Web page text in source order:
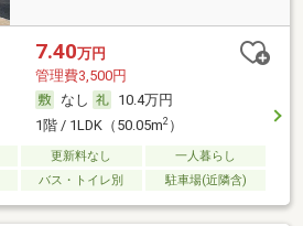
7.40万円
管理費3,500円
なし
10.4万円
1階 / 1LDK（50.05m2）
更新料なし
一人暮らし
バス・トイレ別 駐車場(近隣含)